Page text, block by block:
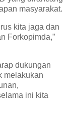
masyarakat.
kita jaga dan
Forkopimda,”
dukungan
melakukan
ini kita